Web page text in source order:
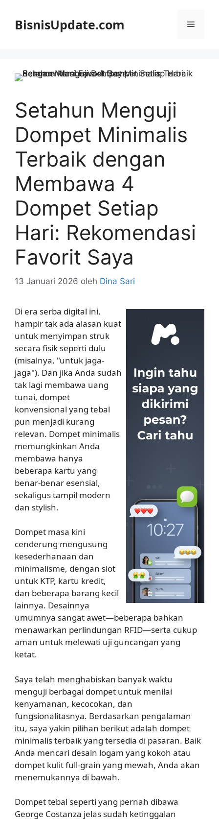
BisnisUpdate.com Menu
Setahun Menguji
Dompet Minimalis
Terbaik dengan
Membawa 4
Dompet Setiap
Hari: Rekomendasi
Favorit Saya
13 Januari 2026 oleh Dina Sari
Di era serba digital ini,
hampir tak ada alasan kuat
untuk menyimpan struk
secara fisik seperti dulu
(misalnya, "untuk jaga-
jaga"). Dan jika Anda sudah
tak lagi membawa uang
tunai, dompet
konvensional yang tebal
pun menjadi kurang
relevan. Dompet minimalis
memungkinkan Anda
membawa hanya
beberapa kartu yang
benar-benar esensial,
sekaligus tampil modern
dan stylish.
Dompet masa kini
cenderung mengusung
kesederhanaan dan
minimalisme, dengan slot
untuk KTP, kartu kredit,
dan beberapa barang kecil
lainnya. Desainnya
umumnya sangat awet—beberapa bahkan
menawarkan perlindungan RFID—serta cukup
aman untuk melewati uji guncangan yang
ketat.
Saya telah menghabiskan banyak waktu
menguji berbagai dompet untuk menilai
kenyamanan, kecocokan, dan
fungsionalitasnya. Berdasarkan pengalaman
itu, saya yakin pilihan berikut adalah dompet
minimalis terbaik yang tersedia di pasaran. Baik
Anda mencari desain logam yang kokoh atau
dompet kulit full-grain yang mewah, Anda akan
menemukannya di bawah.
Dompet tebal seperti yang pernah dibawa
George Costanza jelas sudah ketinggalan